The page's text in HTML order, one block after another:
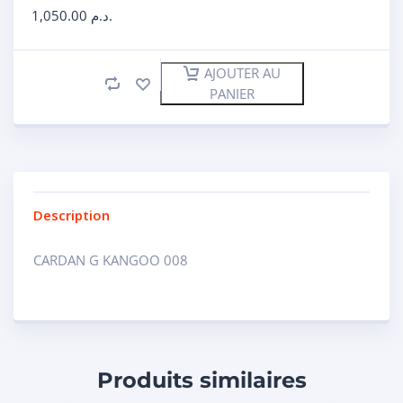
1,050.00
د.م.
AJOUTER AU
PANIER
Description
CARDAN G KANGOO 008
Produits similaires